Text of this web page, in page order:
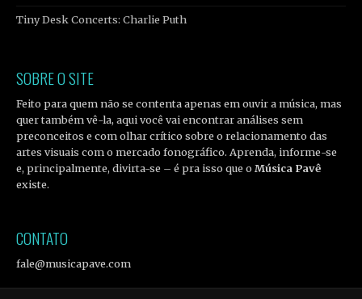
Tiny Desk Concerts: Charlie Puth
SOBRE O SITE
Feito para quem não se contenta apenas em ouvir a música, mas
quer também vê-la, aqui você vai encontrar análises sem
preconceitos e com olhar crítico sobre o relacionamento das
artes visuais com o mercado fonográfico. Aprenda, informe-se
e, principalmente, divirta-se – é pra isso que oMúsica Pavê
existe.
CONTATO
fale@musicapave.com